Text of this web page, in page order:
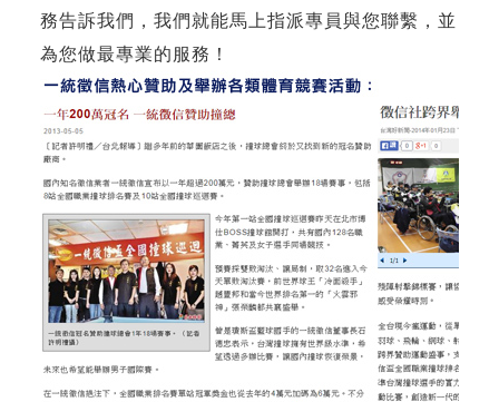
務告訴我們，我們就能馬上指派專員與您聯繫，並
為您做最專業的服務！